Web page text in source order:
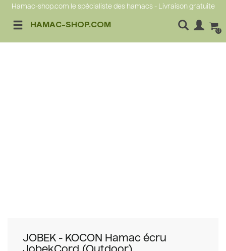
Hamac-shop.com le spécialiste des hamacs - Livraison gratuite
HAMAC-SHOP.COM
0
JOBEK - KOCON Hamac écru